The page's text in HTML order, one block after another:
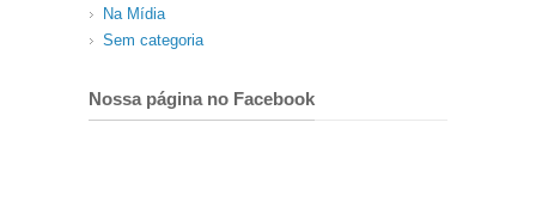
Na Mídia
Sem categoria
Nossa página no Facebook